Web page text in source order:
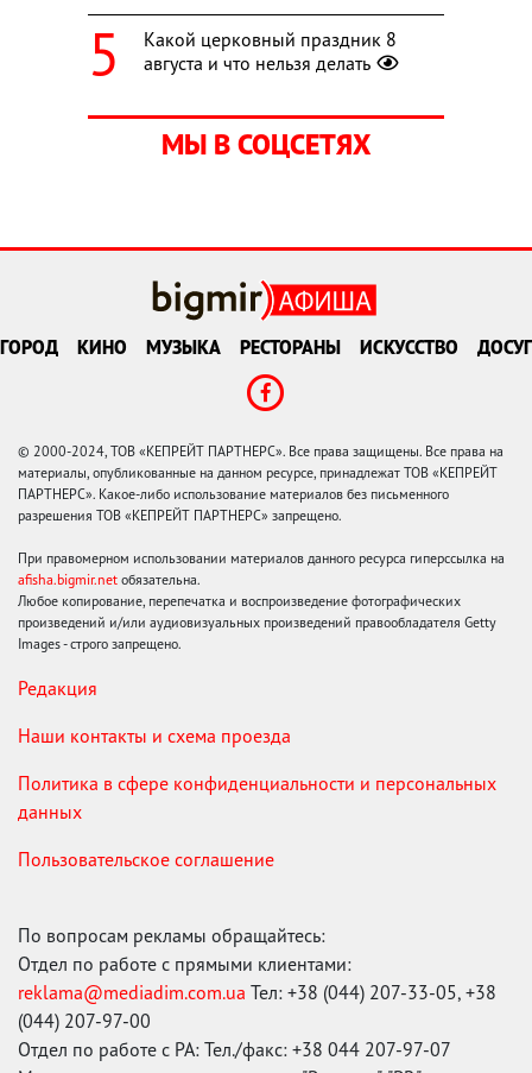
Какой церковный праздник 8
августа и что нельзя делать
МЫ В СОЦСЕТЯХ
ГОРОД КИНО МУЗЫКА РЕСТОРАНЫ ИСКУССТВО ДОСУГ
© 2000-2024, ТОВ «КЕПРЕЙТ ПАРТНЕРС». Все права защищены. Все права на
материалы, опубликованные на данном ресурсе, принадлежат ТОВ «КЕПРЕЙТ
ПАРТНЕРС». Какое-либо использование материалов без письменного
разрешения ТОВ «КЕПРЕЙТ ПАРТНЕРС» запрещено.
При правомерном использовании материалов данного ресурса гиперссылка на
afisha.bigmir.net обязательна.
Любое копирование, перепечатка и воспроизведение фотографических
произведений и/или аудиовизуальных произведений правообладателя Getty
Images - строго запрещено.
Редакция
Наши контакты и схема проезда
Политика в сфере конфиденциальности и персональных
данных
Пользовательское соглашение
По вопросам рекламы обращайтесь:
Отдел по работе с прямыми клиентами:
reklama@mediadim.com.ua Тел: +38 (044) 207-33-05, +38
(044) 207-97-00
Отдел по работе с РА: Тел./факс: +38 044 207-97-07